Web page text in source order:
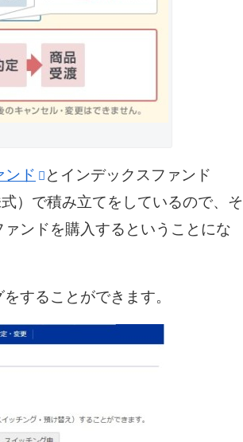
ンド
とインデックスファンド
）で積み立てをしているので、そ
ンドを購入するということにな
することができます。